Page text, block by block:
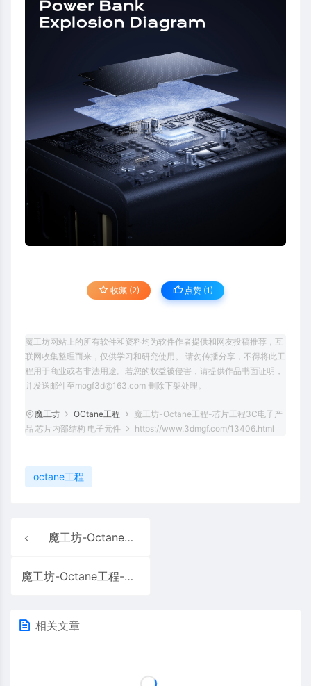
收藏 (2) 点赞 (1)
魔工坊网站上的所有软件和资料均为软件作者提供和网友投稿推荐，互
联网收集整理而来，仅供学习和研究使用。 请勿传播分享，不得将此工
程用于商业或者非法用途。若您的权益被侵害，请提供作品书面证明，
并发送邮件至mogf3d@163.com 删除下架处理。
魔工坊 OCtane工程
魔工坊-Octane工程-芯片工程3C电子产
品 芯片内部结构 电子元件
https://www.3dmgf.com/13406.html
octane工程
魔工坊-Octane工程–香薰水工程
魔工坊-Octane工程-散热器 奖杯
相关文章